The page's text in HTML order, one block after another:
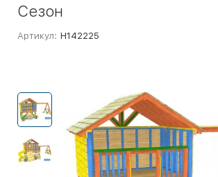
Сезон
Артикул: Н142225